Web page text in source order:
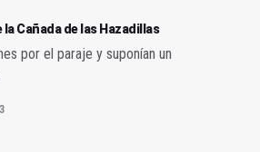
Cañada de las Hazadillas
por el paraje y suponían un